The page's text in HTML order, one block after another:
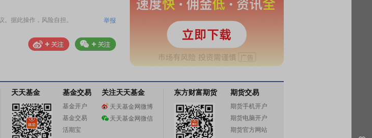
据此操作，风险自担。 举报
天天基金 基金交易
基金开户
基金交易
活期宝
关注天天基金
天天基金网微博
天天基金网微信
东方财富期货 期货交易
期货手机开户
期货电脑开户
期货官方网站